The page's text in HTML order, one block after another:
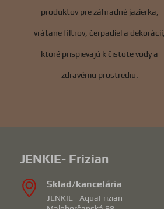
produktov pre záhradné jazierka,
vrátane filtrov, čerpadiel a dekorácií,
ktoré prispievajú k čistote vody a
zdravému prostrediu.
JENKIE- Frizian
Sklad/kancelária
JENKIE - AquaFrizian